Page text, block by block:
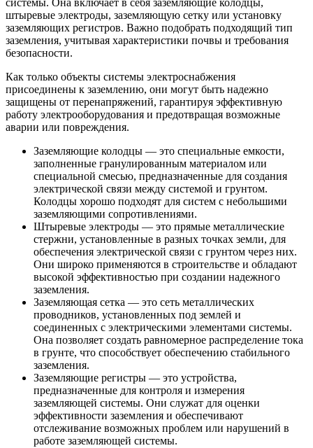
системы. Она включает в себя заземляющие колодцы,
штыревые электроды, заземляющую сетку или установку
заземляющих регистров. Важно подобрать подходящий тип
заземления, учитывая характеристики почвы и требования
безопасности.
Как только объекты системы электроснабжения
присоединены к заземлению, они могут быть надежно
защищены от перенапряжений, гарантируя эффективную
работу электрооборудования и предотвращая возможные
аварии или повреждения.
Заземляющие колодцы — это специальные емкости,
заполненные гранулированным материалом или
специальной смесью, предназначенные для создания
электрической связи между системой и грунтом.
Колодцы хорошо подходят для систем с небольшими
заземляющими сопротивлениями.
Штыревые электроды — это прямые металлические
стержни, установленные в разных точках земли, для
обеспечения электрической связи с грунтом через них.
Они широко применяются в строительстве и обладают
высокой эффективностью при создании надежного
заземления.
Заземляющая сетка — это сеть металлических
проводников, установленных под землей и
соединенных с электрическими элементами системы.
Она позволяет создать равномерное распределение тока
в грунте, что способствует обеспечению стабильного
заземления.
Заземляющие регистры — это устройства,
предназначенные для контроля и измерения
заземляющей системы. Они служат для оценки
эффективности заземления и обеспечивают
отслеживание возможных проблем или нарушений в
работе заземляющей системы.